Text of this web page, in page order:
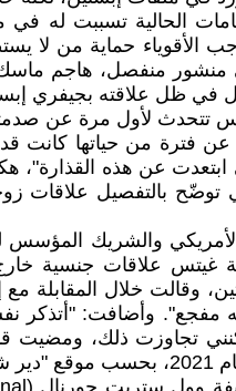
الحالية تسببت له
الأقوياء حماية من
منفصل، هاجم ماسك
في ظل علاقته بجيفري
تتحدث لأول مرة عن
عن فترة من حياتها كانت
أنني ابتعدت عن هذه
توضّح بالتفصيل علاقات
والشريك المؤسس
إقامة غيتس علاقات
مفجع". وأضافت: "أتذكر
تجاوزت ذلك، ومضيت